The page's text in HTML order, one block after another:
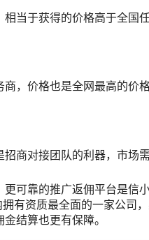
当于获得的价格高于全国
，价格也是全网最高的价格
商对接团队的利器，市场
可靠的推广返佣平台是信
有资质最全面的一家公司
结算也更有保障。